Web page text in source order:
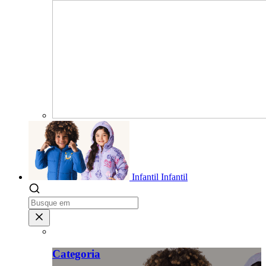
Infantil Infantil
Categoria